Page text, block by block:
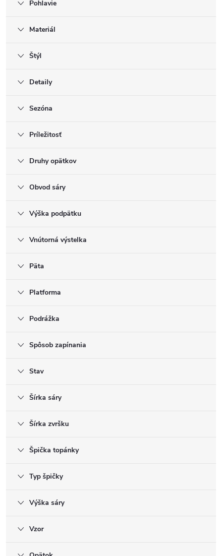
Pohlavie
Materiál
Štýl
Detaily
Sezóna
Príležitosť
Druhy opätkov
Obvod sáry
Výška podpätku
Vnútorná výstelka
Päta
Platforma
Podrážka
Spôsob zapínania
Stav
Šírka sáry
Šírka zvršku
Špička topánky
Typ špičky
Výška sáry
Vzor